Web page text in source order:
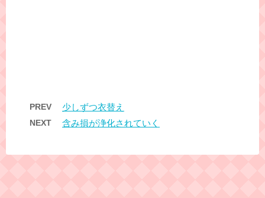
PREV 少しずつ衣替え
NEXT 含み損が浄化されていく